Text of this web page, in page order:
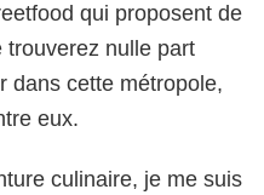
qui proposent de
trouverez nulle part
dans cette métropole,
eux.
culinaire, je me suis